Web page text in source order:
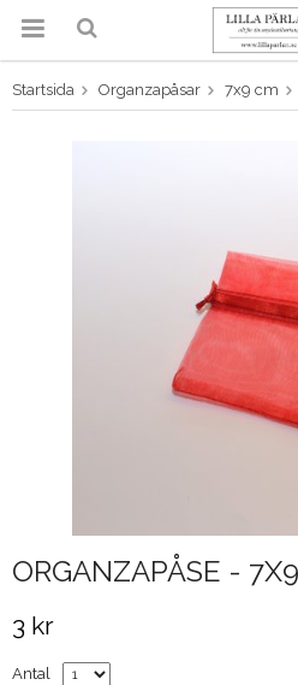
Produkten har
Startsida Organzapåsar 7x9 cm
ORGANZAPÅSE -
3 kr
Antal